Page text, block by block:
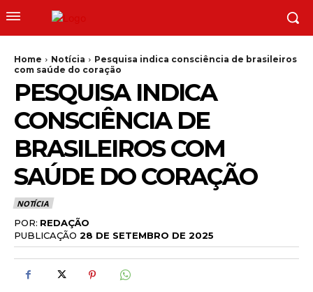
Home Notícia
Pesquisa indica consciência de brasileiros
com saúde do coração
PESQUISA INDICA
CONSCIÊNCIA DE
BRASILEIROS COM
SAÚDE DO CORAÇÃO
NOTÍCIA
POR: REDAÇÃO
PUBLICAÇÃO 28 DE SETEMBRO DE 2025